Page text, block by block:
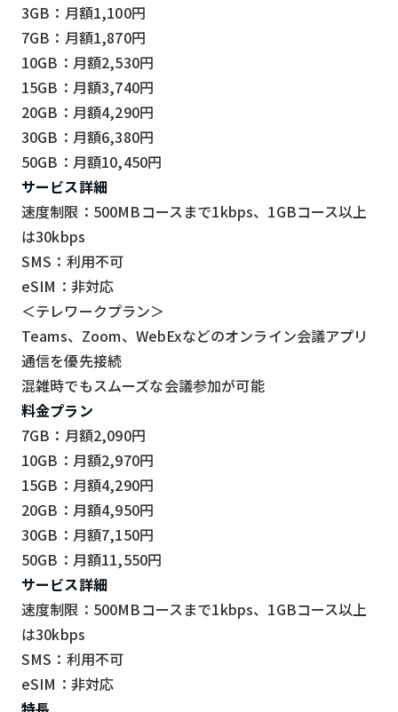
3GB：月額1,100円
7GB：月額1,870円
10GB：月額2,530円
15GB：月額3,740円
20GB：月額4,290円
30GB：月額6,380円
50GB：月額10,450円
サービス詳細
速度制限：500MBコースまで1kbps、1GBコース以上
は30kbps
SMS：利用不可
eSIM：非対応
＜テレワークプラン＞
Teams、Zoom、WebExなどのオンライン会議アプリ
通信を優先接続
混雑時でもスムーズな会議参加が可能
料金プラン
7GB：月額2,090円
10GB：月額2,970円
15GB：月額4,290円
20GB：月額4,950円
30GB：月額7,150円
50GB：月額11,550円
サービス詳細
速度制限：500MBコースまで1kbps、1GBコース以上
は30kbps
SMS：利用不可
eSIM：非対応